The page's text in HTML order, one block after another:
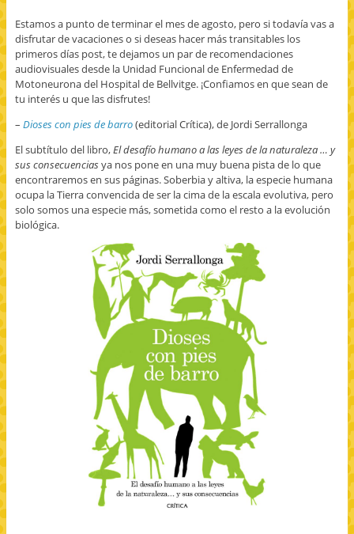
Estamos a punto de terminar el mes de agosto, pero si todavía vas a
disfrutar de vacaciones o si deseas hacer más transitables los
primeros días post, te dejamos un par de recomendaciones
audiovisuales desde la Unidad Funcional de Enfermedad de
Motoneurona del Hospital de Bellvitge. ¡Confiamos en que sean de
tu interés u que las disfrutes!
– Dioses con pies de barro(editorial Crítica), de Jordi Serrallonga
El subtítulo del libro,El desafío humano a las leyes de la naturaleza … y
sus consecuenciasya nos pone en una muy buena pista de lo que
encontraremos en sus páginas. Soberbia y altiva, la especie humana
ocupa la Tierra convencida de ser la cima de la escala evolutiva, pero
solo somos una especie más, sometida como el resto a la evolución
biológica.